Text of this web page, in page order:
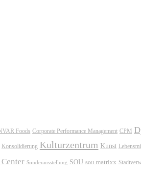
Foods Corporate Performance Management CPM
Konsolidierung Kulturzentrum Kunst
Sonderausstellung SOU sou.matrixx